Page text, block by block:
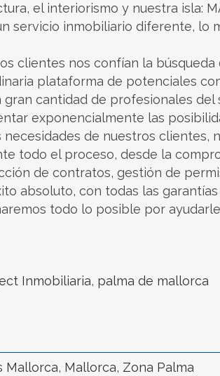
el interiorismo y nuestra isla:
servicio inmobiliario diferente, lo
clientes nos confían la
plataforma de potenciales
gran cantidad de profesionales
exponencialmente las
de nuestros clientes,
todo el proceso, desde la
de contratos, gestión de
absoluto, con todas las
todo lo posible por
Inmobiliaria, palma de mallorca
Mallorca, Mallorca, Zona Palma